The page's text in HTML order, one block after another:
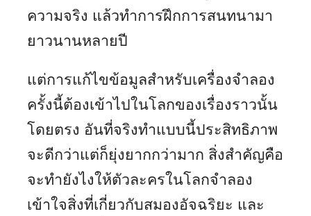
ความจริง แล้วทำการฝึกการสนทนามา
ยาวนานหลายปี
แต่การแก้ไขข้อมูลสำหรับเครื่องจำลอง
ครั้งนี้ต้องเข้าไปในโลกของเรื่องราวนั้น
โดยตรง อันที่จริงทำแบบนี้ประสิทธิภาพ
จะดีกว่าแต่ก็ยุ่งยากกว่ามาก สิ่งสำคัญคือ
จะทำยังไงให้ตัวละครในโลกจำลอง
เข้าใจสิ่งที่เกี่ยวกับสมองอัจฉริยะ และ